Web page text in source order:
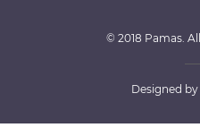
© 2018 Pamas.
Designed by